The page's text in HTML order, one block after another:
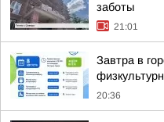
заботы
21:01
Завтра в
20:36